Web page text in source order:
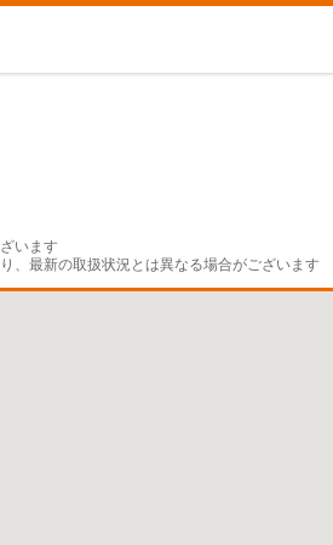
います
、最新の取扱状況とは異なる場合がございます